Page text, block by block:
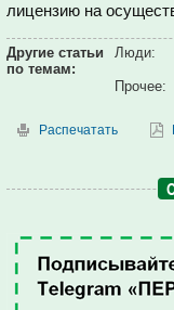
лицензию на
Другие статьи
по темам:
Люди:
Прочее:
Распечатать